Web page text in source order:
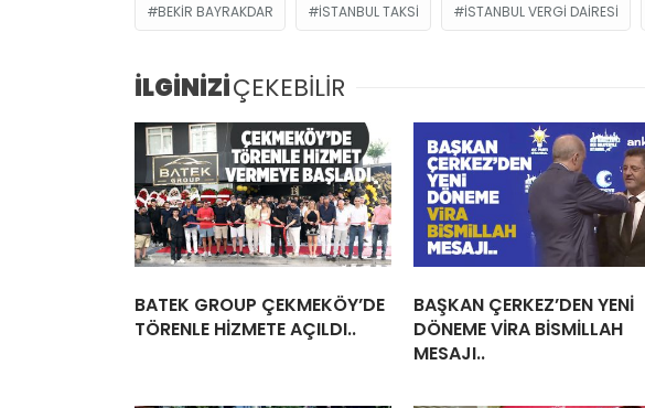
BEKIR BAYRAKDAR İSTANBUL TAKSI İSTANBUL VERGI DAIRESI
İLGİNİZİÇEKEBİLİR
BATEK GROUP ÇEKMEKÖY’DE
TÖRENLE HİZMETE AÇILDI..
BAŞKAN ÇERKEZ’DEN YENİ
DÖNEME VİRA BİSMİLLAH
MESAJI..